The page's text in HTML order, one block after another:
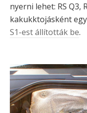
nyerni lehet: RS Q3,
kakukktojásként
S1-est állították be.